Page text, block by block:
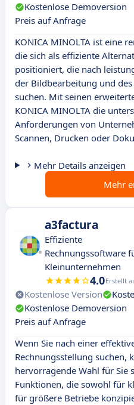
Kostenlose Demoversion
Preis auf Anfrage
KONICA MINOLTA ist eine
die sich als effiziente
positioniert, die nach
der Bildbearbeitung und
suchen. Mit seinen
KONICA MINOLTA die
Anforderungen von
Scannen, Drucken oder
Mehr Details anzeigen
Mehr
a3factura
Effiziente
Rechnungssoftware
Kleinunternehmen
4.0Erstellt
Kostenlose Version
Kostenlose Demoversion
Preis auf Anfrage
Wenn Sie nach einer
Rechnungsstellung suchen,
hervorragende Wahl für Sie
Funktionen, die sowohl für
für größere Betriebe